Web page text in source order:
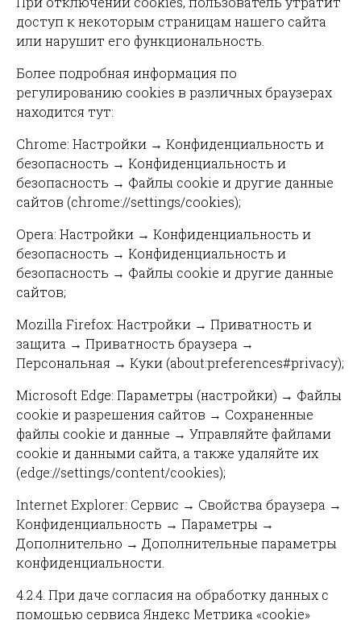
доступ к некоторым страницам нашего сайта
или нарушит его функциональность.
Более подробная информация по
регулированию cookies в различных браузерах
находится тут:
Chrome: Настройки → Конфиденциальность и
безопасность → Конфиденциальность и
безопасность → Файлы cookie и другие данные
сайтов (chrome://settings/cookies);
Opera: Настройки → Конфиденциальность и
безопасность → Конфиденциальность и
безопасность → Файлы cookie и другие данные
сайтов;
Mozilla Firefox: Настройки → Приватность и
защита → Приватность браузера →
Персональная → Куки (about:preferences#privacy);
Microsoft Edge: Параметры (настройки) → Файлы
cookie и разрешения сайтов → Сохраненные
файлы cookie и данные → Управляйте файлами
cookie и данными сайта, а также удаляйте их
(edge://settings/content/cookies);
Internet Explorer: Сервис → Свойства браузера →
Конфиденциальность → Параметры →
Дополнительно → Дополнительные параметры
конфиденциальности.
4.2.4. При даче согласия на обработку данных с
помощью сервиса Яндекс Метрика «cookie»